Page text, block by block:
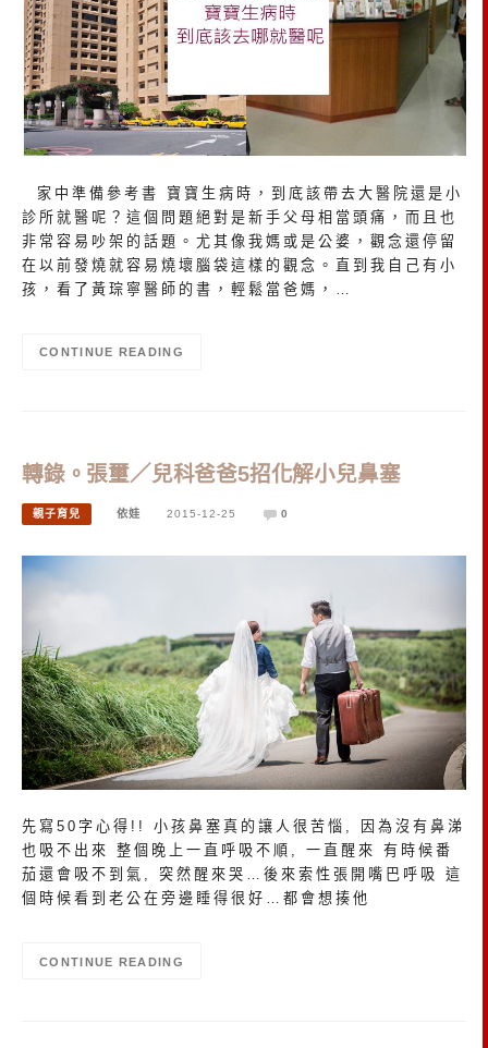
家中準備參考書 寶寶生病時，到底該帶去大醫院還是小
診所就醫呢？這個問題絕對是新手父母相當頭痛，而且也
非常容易吵架的話題。尤其像我媽或是公婆，觀念還停留
在以前發燒就容易燒壞腦袋這樣的觀念。直到我自己有小
孩，看了黃琮寧醫師的書，輕鬆當爸媽，…
CONTINUE READING
轉錄。張璽／兒科爸爸5招化解小兒鼻塞
親子育兒 依娃 2015-12-25 0
先寫50字心得!! 小孩鼻塞真的讓人很苦惱, 因為沒有鼻涕
也吸不出來 整個晚上一直呼吸不順, 一直醒來 有時候番
茄還會吸不到氣, 突然醒來哭…後來索性張開嘴巴呼吸 這
個時候看到老公在旁邊睡得很好…都會想揍他
CONTINUE READING